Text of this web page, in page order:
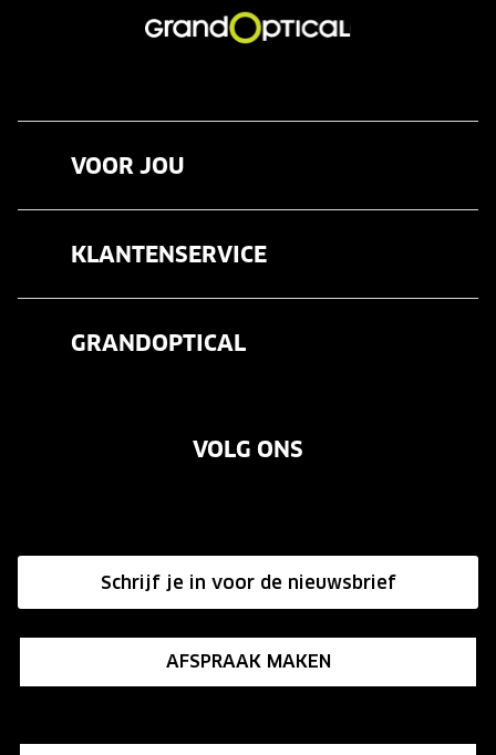
VOOR JOU
KLANTENSERVICE
Annuleer of retourneer een bestelling
GRANDOPTICAL
Influencer programma
VOLG ONS
Schrijf je in voor de nieuwsbrief
AFSPRAAK MAKEN